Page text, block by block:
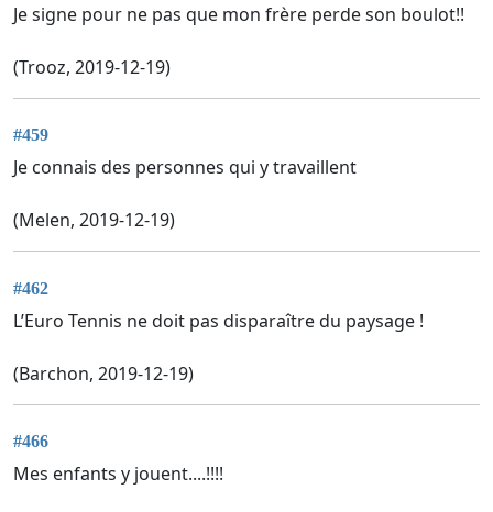
Je signe pour ne pas que mon frère perde son boulot!!
(Trooz, 2019-12-19)
#459
Je connais des personnes qui y travaillent
(Melen, 2019-12-19)
#462
L’Euro Tennis ne doit pas disparaître du paysage !
(Barchon, 2019-12-19)
#466
Mes enfants y jouent....!!!!